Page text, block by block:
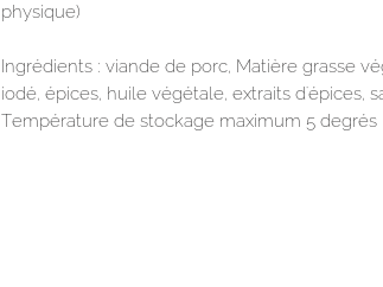
physique)
Ingrédients : viande de porc, Matière grasse
iodé, épices, huile végétale, extraits d'épices,
Température de stockage maximum 5 degrés